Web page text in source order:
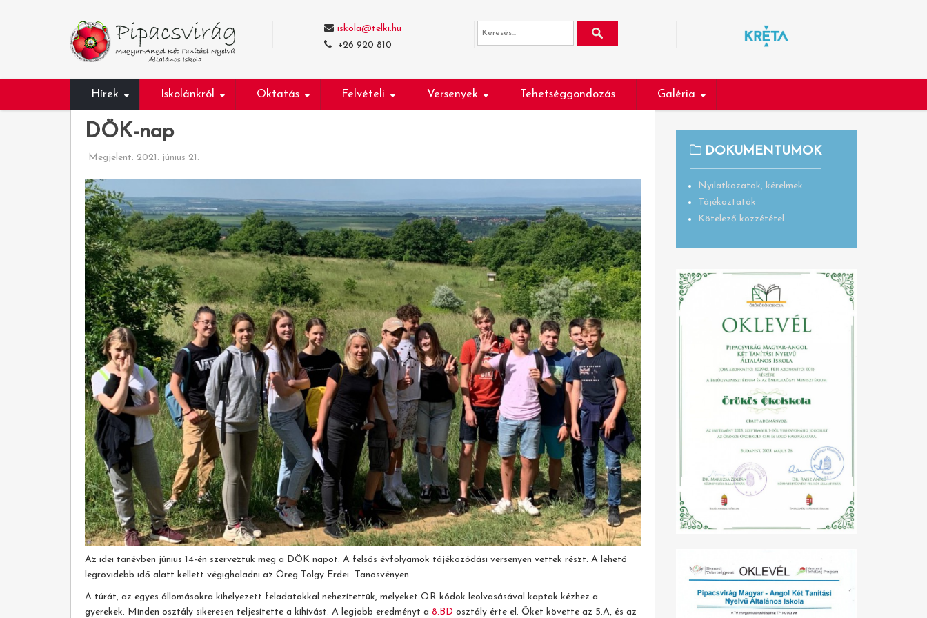
iskola@telki.hu
+26 920 810
Hírek Iskolánkról Oktatás Felvételi Versenyek Tehetséggondozás Galéria
DÖK-nap
Megjelent: 2021. június 21.
Az idei tanévben június 14-én szerveztük meg a DÖK napot. A felsős évfolyamok tájékozódási versenyen vettek részt. A lehető
legrövidebb idő alatt kellett végighaladni az Öreg Tölgy Erdei Tanösvényen.
A túrát, az egyes állomásokra kihelyezett feladatokkal nehezítettük, melyeket QR kódok leolvasásával kaptak kézhez a
gyerekek. Minden osztály sikeresen teljesítette a kihívást. A legjobb eredményt a 8.BD osztály érte el. Őket követte az 5.A, és az
DOKUMENTUMOK
Nyilatkozatok, kérelmek
Tájékoztatók
Kötelező közzététel